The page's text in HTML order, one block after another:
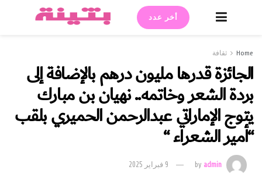
أخر عدد
Home ثقافة
الجائزة قدرها مليون درهم بالإضافة إلى
بردة الشعر وخاتمه.. نهيان بن مبارك
يتوج الإماراتي عبدالرحمن الحميري بلقب
“أمير الشعراء “
byadmin 9 فبراير 2025